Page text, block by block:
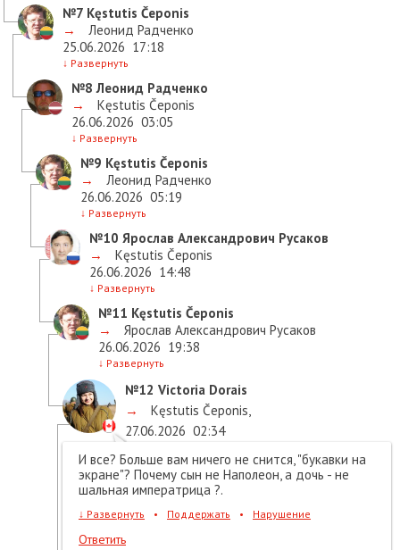
№7 Kęstutis Čeponis
→
Леонид Радченко
25.06.2026 17:18
↓ Развернуть
№8 Леонид Радченко
→
Kęstutis Čeponis
26.06.2026 03:05
↓ Развернуть
№9 Kęstutis Čeponis
→
Леонид Радченко
26.06.2026 05:19
↓ Развернуть
№10 Ярослав Александрович Русаков
→
Kęstutis Čeponis
26.06.2026 14:48
↓ Развернуть
№11 Kęstutis Čeponis
→
Ярослав Александрович Русаков
26.06.2026 19:38
↓ Развернуть
№12 Victoria Dorais
→
Kęstutis Čeponis
27.06.2026 02:34
И все? Больше вам ничего не снится, "букавки на
экране"? Почему сын не Наполеон, а дочь - не
шальная императрица ?.
↓ Развернуть • Поддержать • Нарушение
Ответить